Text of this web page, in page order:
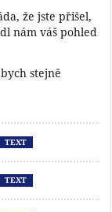
že jste přišel,
nám váš pohled
stejně
TEXT
TEXT